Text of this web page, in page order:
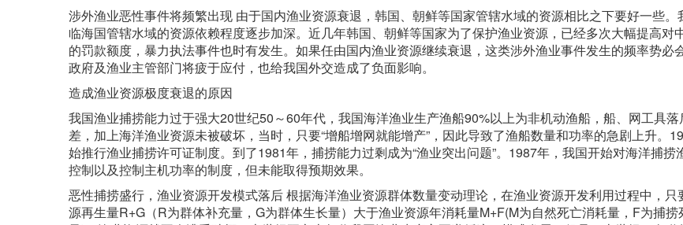
涉外渔业恶性事件将频繁出现 由于国内渔业资源衰退，韩国、朝鲜等国家管辖水域的资源相比之下要好一些。
临海国管辖水域的资源依赖程度逐步加深。近几年韩国、朝鲜等国家为了保护渔业资源，已经多次大幅提高对
的罚款额度，暴力执法事件也时有发生。如果任由国内渔业资源继续衰退，这类涉外渔业事件发生的频率势必
政府及渔业主管部门将疲于应付，也给我国外交造成了负面影响。
造成渔业资源极度衰退的原因
我国渔业捕捞能力过于强大20世纪50～60年代，我国海洋渔业生产渔船90%以上为非机动渔船，船、网工具
差，加上海洋渔业资源未被破坏，当时，只要“增船增网就能增产”，因此导致了渔船数量和功率的急剧上升。
始推行渔业捕捞许可证制度。到了1981年，捕捞能力过剩成为“渔业突出问题”。1987年，我国开始对海洋捕捞
控制以及控制主机功率的制度，但未能取得预期效果。
恶性捕捞盛行，渔业资源开发模式落后 根据海洋渔业资源群体数量变动理论，在渔业资源开发利用过程中，只
源再生量R+G（R为群体补充量，G为群体生长量）大于渔业资源年消耗量M+F(M为自然死亡消耗量，F为捕捞